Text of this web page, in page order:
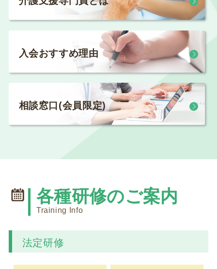
ちばケアマネ通信【2026年夏号】を発送しました！
一般研修
第１２０回研修会開催について
介護保険関連
千葉県「カスハラ相談センター」に居宅介護支援事
業所等が追加されました
2026.07.14 一般研修
第１１９回研修会資料ダウンロードについて
2026.07.03 新着情報
入会おすすめ理由
相談窓口(会員限定)
各種研修のご案内
Training Info
法定研修